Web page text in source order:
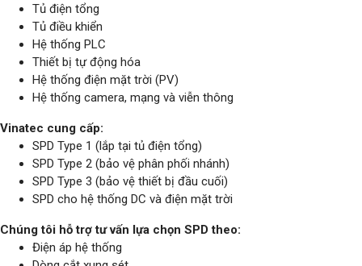
Tủ điện tổng
Tủ điều khiển
Hệ thống PLC
Thiết bị tự động hóa
Hệ thống điện mặt trời (PV)
Hệ thống camera, mạng và viễn thông
Vinatec cung cấp:
SPD Type 1 (lắp tại tủ điện tổng)
SPD Type 2 (bảo vệ phân phối nhánh)
SPD Type 3 (bảo vệ thiết bị đầu cuối)
SPD cho hệ thống DC và điện mặt trời
Chúng tôi hỗ trợ tư vấn lựa chọn SPD theo:
Điện áp hệ thống